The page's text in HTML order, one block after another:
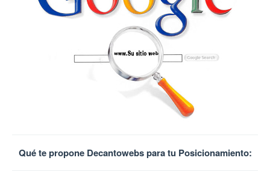
Qué te propone Decantowebs para tu Posicionamiento: